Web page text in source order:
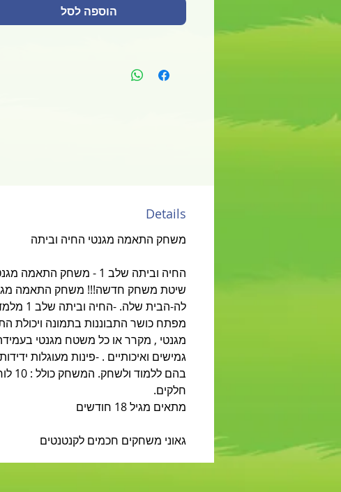
הוספה לסל
Details
משחק התאמה מגנטי החיה וביתה
החיה וביתה שלב 1 -
שיטת משחק חדשה!!! משחק התאמה
לה-
מגנטי , מקרר או כל משטח מגנטי
גמישים ואיכותיים . -פינות מעוגלות
חלקים.
מתאים מגיל 18 חודשים
גאוני משחקים חכמים לקנטנטים